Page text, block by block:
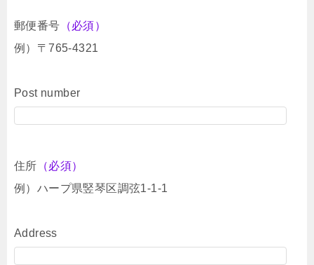
郵便番号 （必須）
例）〒765-4321
Post number
住所 （必須）
例）ハープ県竪琴区調弦1-1-1
Address